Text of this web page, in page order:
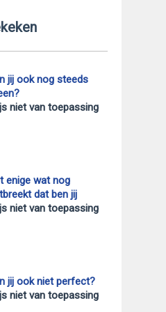
jij ook nog steeds
niet van toepassing
enige wat nog
dat ben jij
niet van toepassing
jij ook niet perfect?
niet van toepassing